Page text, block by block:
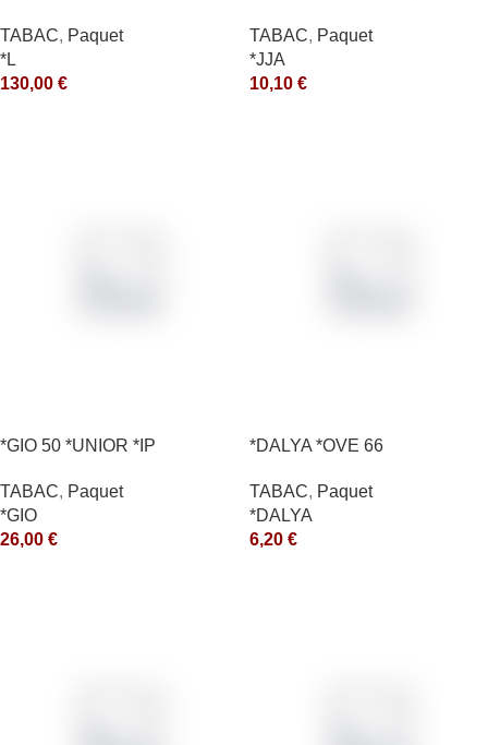
TABAC, Paquet
*L
130,00 €
TABAC, Paquet
*JJA
10,10 €
*GIO 50 *UNIOR *IP
TABAC, Paquet
*GIO
26,00 €
*DALYA *OVE 66
TABAC, Paquet
*DALYA
6,20 €